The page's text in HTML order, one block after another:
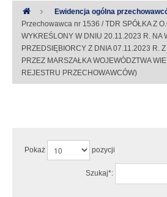
Ewidencja ogólna
Przechowawca nr 1536 / TDR SPÓŁKA Z
WYKREŚLONY W DNIU 20.11.2023 R. NA
PRZEDSIĘBIORCY Z DNIA 07.11.2023 R.
PRZEZ MARSZAŁKA WOJEWÓDZTWA
REJESTRU PRZECHOWAWCÓW)
Pokaż pozycji
Szukaj*: